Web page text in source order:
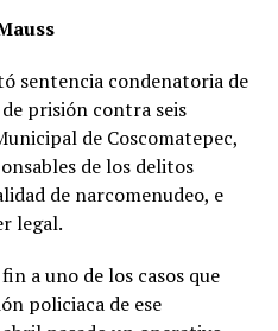
los automovilistas y
precaución, respetar los
la distancia de
durante la
el riesgo de accidentes se
de la región.
vio afectada por algunos
las labores de auxilio y el
parte de las autoridades.
restablecido de manera
sentencia condenatoria de
prisión contra seis
de Coscomatepec,
de los delitos
de narcomenudeo, e
legal.
a uno de los casos que
policiaca de ese